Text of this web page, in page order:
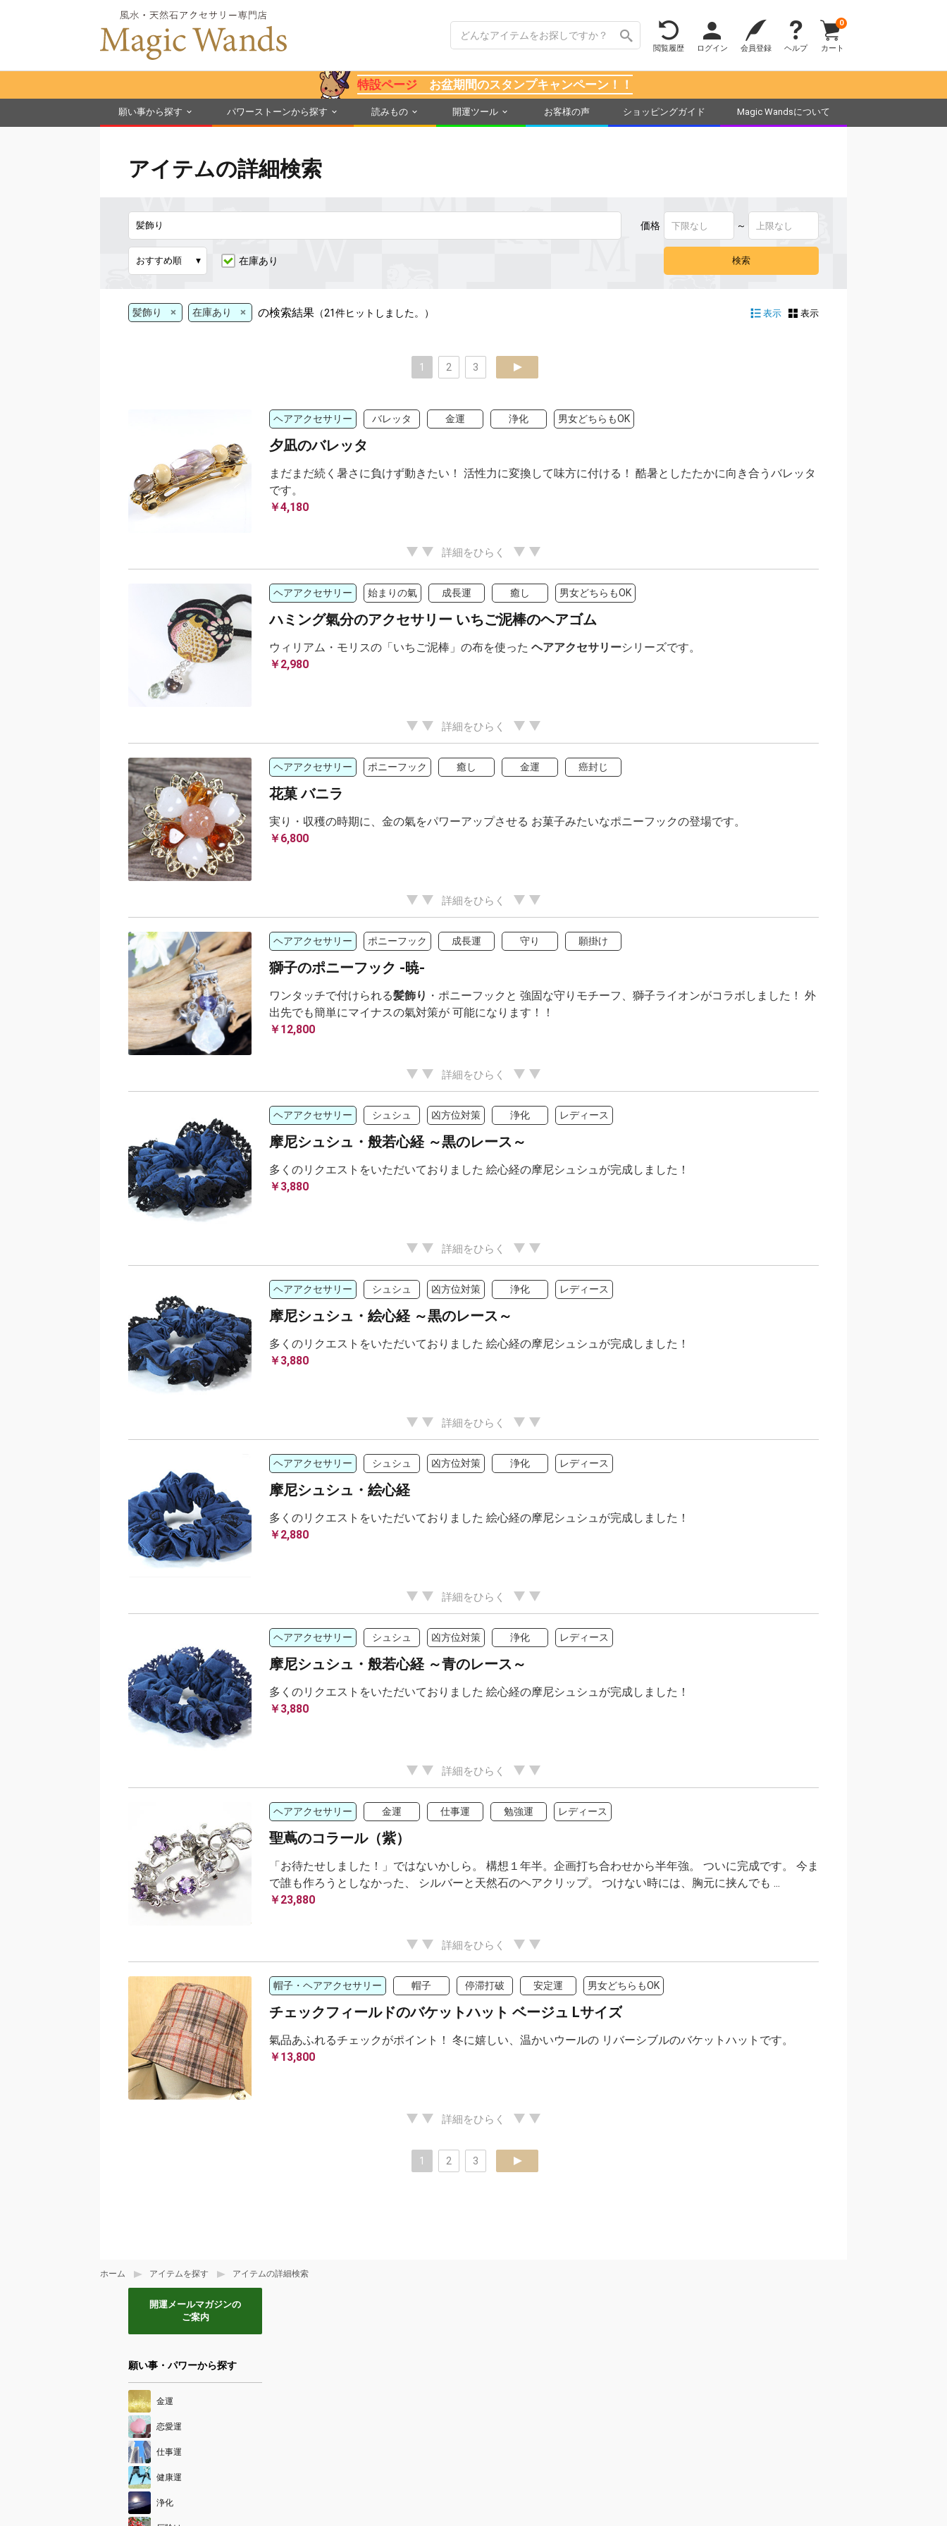
閲覧履歴 ログイン 会員登録 ヘルプ カート
0
特設ページ お盆期間のスタンプキャンペーン！！
願い事から探す パワーストーンから探す 読みもの 開運ツール お客様の声 ショッピングガイド Magic Wandsについて
ホーム アイテムを探す アイテムの詳細検索
アイテムの詳細検索
価格 ～
在庫あり
髪飾り × 在庫あり × の検索結果 （21件ヒットしました。） 表示 表示
1 2 3 next
ヘアアクセサリー バレッタ 金運 浄化 男女どちらもOK
夕凪のバレッタ
まだまだ続く暑さに負けず動きたい！ 活性力に変換して味方に付ける！ 酷暑としたたかに向き合うバレッタ
です。
￥4,180
詳細をひらく
ヘアアクセサリー 始まりの氣 成長運 癒し 男女どちらもOK
ハミング氣分のアクセサリー いちご泥棒のヘアゴム
ウィリアム・モリスの「いちご泥棒」の布を使った ヘアアクセサリーシリーズです。
￥2,980
詳細をひらく
ヘアアクセサリー ポニーフック 癒し 金運 癌封じ
花菓 バニラ
実り・収穫の時期に、金の氣をパワーアップさせる お菓子みたいなポニーフックの登場です。
￥6,800
詳細をひらく
ヘアアクセサリー ポニーフック 成長運 守り 願掛け
獅子のポニーフック -暁-
ワンタッチで付けられる髪飾り ・ポニーフックと 強固な守りモチーフ、獅子ライオンがコラボしました！ 外
出先でも簡単にマイナスの氣対策が 可能になります！！
￥12,800
詳細をひらく
ヘアアクセサリー シュシュ 凶方位対策 浄化 レディース
摩尼シュシュ・般若心経 ～黒のレース～
多くのリクエストをいただいておりました 絵心経の摩尼シュシュが完成しました！
￥3,880
詳細をひらく
ヘアアクセサリー シュシュ 凶方位対策 浄化 レディース
摩尼シュシュ・絵心経 ～黒のレース～
多くのリクエストをいただいておりました 絵心経の摩尼シュシュが完成しました！
￥3,880
詳細をひらく
ヘアアクセサリー シュシュ 凶方位対策 浄化 レディース
摩尼シュシュ・絵心経
多くのリクエストをいただいておりました 絵心経の摩尼シュシュが完成しました！
￥2,880
詳細をひらく
ヘアアクセサリー シュシュ 凶方位対策 浄化 レディース
摩尼シュシュ・般若心経 ～青のレース～
多くのリクエストをいただいておりました 絵心経の摩尼シュシュが完成しました！
￥3,880
詳細をひらく
ヘアアクセサリー 金運 仕事運 勉強運 レディース
聖蔦のコラール（紫）
「お待たせしました！」ではないかしら。 構想１年半。企画打ち合わせから半年強。 ついに完成です。 今ま
で誰も作ろうとしなかった、 シルバーと天然石のヘアクリップ。 つけない時には、胸元に挟んでも ...
￥23,880
詳細をひらく
帽子・ヘアアクセサリー 帽子 停滞打破 安定運 男女どちらもOK
チェックフィールドのバケットハット ベージュ Lサイズ
氣品あふれるチェックがポイント！ 冬に嬉しい、温かいウールの リバーシブルのバケットハットです。
￥13,800
詳細をひらく
1 2 3 next
開運メールマガジンの
ご案内
願い事・パワーから探す
金運
恋愛運
仕事運
健康運
浄化